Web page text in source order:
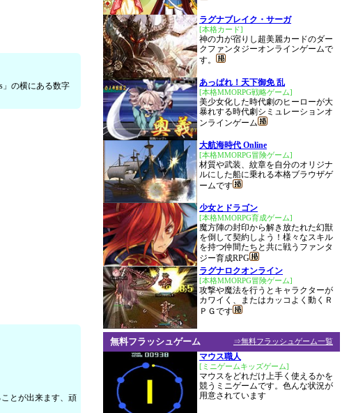
」の横にある数字
とが出来ます、頑
ラグナブレイク・サーガ
[本格カード]
神の力が宿りし超美麗カードのダー
クファンタジーオンラインゲームで
す。
あっぱれ！天下御免 乱
[本格MMORPG戦略ゲーム]
美少女化した時代劇のヒーローが大
暴れする時代劇シミュレーションオ
ンラインゲーム
大航海時代 Online
[本格MMORPG冒険ゲーム]
材質や武装、紋章を自分のオリジナ
ルにした船に乗れる本格ブラウザゲ
ームです
少女とドラゴン
[本格MMORPG育成ゲーム]
魔方陣の封印から解き放たれた幻獣
を倒して契約しよう！様々なスキル
を持つ仲間たちと共に戦うファンタ
ジー育成RPG
ラグナロクオンライン
[本格MMORPG冒険ゲーム]
攻撃や魔法を行うとキャラクターが
カワイく、またはカッコよく動くＲ
ＰＧです
⇒無料フラッシュゲーム一覧
無料フラッシュゲーム
マウス職人
[ミニゲームキッズゲーム]
マウスをどれだけ上手く使えるかを
競うミニゲームです。色んな状況が
用意されています